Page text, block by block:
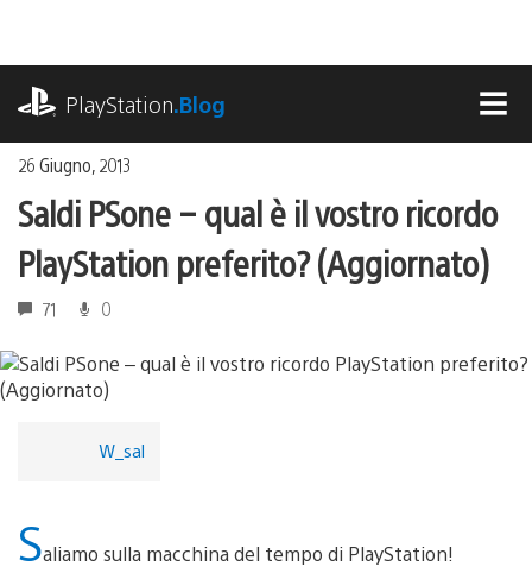
contenuto
PlayStation.Blog
26 Giugno, 2013
Saldi PSone – qual è il vostro ricordo
PlayStation preferito? (Aggiornato)
71 0
W_sal
Saliamo sulla macchina del tempo di PlayStation!